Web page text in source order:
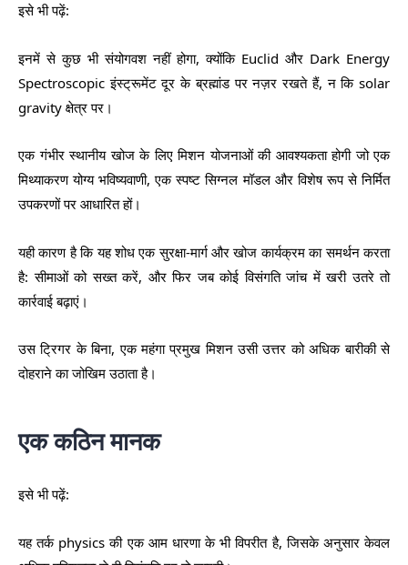
इसे भी पढ़ें:
इनमें से कुछ भी संयोगवश नहीं होगा, क्योंकि Euclid और Dark Energy
Spectroscopic इंस्ट्रूमेंट दूर के ब्रह्मांड पर नज़र रखते हैं, न कि solar
gravity क्षेत्र पर।
एक गंभीर स्थानीय खोज के लिए मिशन योजनाओं की आवश्यकता होगी जो एक
मिथ्याकरण योग्य भविष्यवाणी, एक स्पष्ट सिग्नल मॉडल और विशेष रूप से निर्मित
उपकरणों पर आधारित हों।
यही कारण है कि यह शोध एक सुरक्षा-मार्ग और खोज कार्यक्रम का समर्थन करता
है: सीमाओं को सख्त करें, और फिर जब कोई विसंगति जांच में खरी उतरे तो
कार्रवाई बढ़ाएं।
उस ट्रिगर के बिना, एक महंगा प्रमुख मिशन उसी उत्तर को अधिक बारीकी से
दोहराने का जोखिम उठाता है।
एक कठिन मानक
इसे भी पढ़ें:
यह तर्क physics की एक आम धारणा के भी विपरीत है, जिसके अनुसार केवल